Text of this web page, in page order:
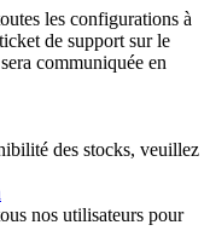
les configurations à
de support sur le
communiquée en
des stocks, veuillez
nos utilisateurs pour